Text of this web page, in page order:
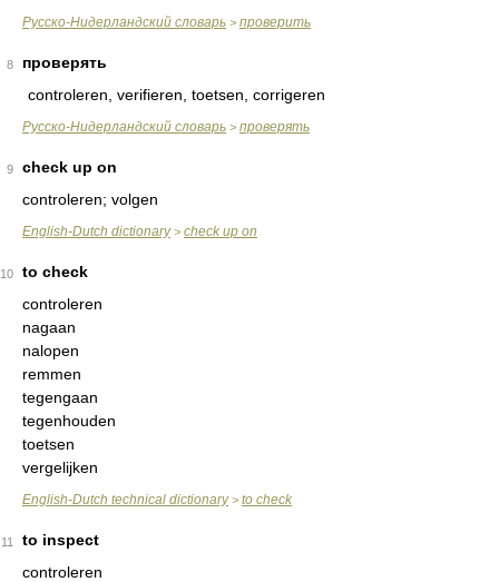
Русско-Нидерландский словарь > проверить
8
проверять
controleren, verifieren, toetsen, corrigeren
Русско-Нидерландский словарь > проверять
9
check up on
controleren; volgen
English-Dutch dictionary> check up on
10
to check
controleren
nagaan
nalopen
remmen
tegengaan
tegenhouden
toetsen
vergelijken
English-Dutch technical dictionary> to check
11
to inspect
controleren